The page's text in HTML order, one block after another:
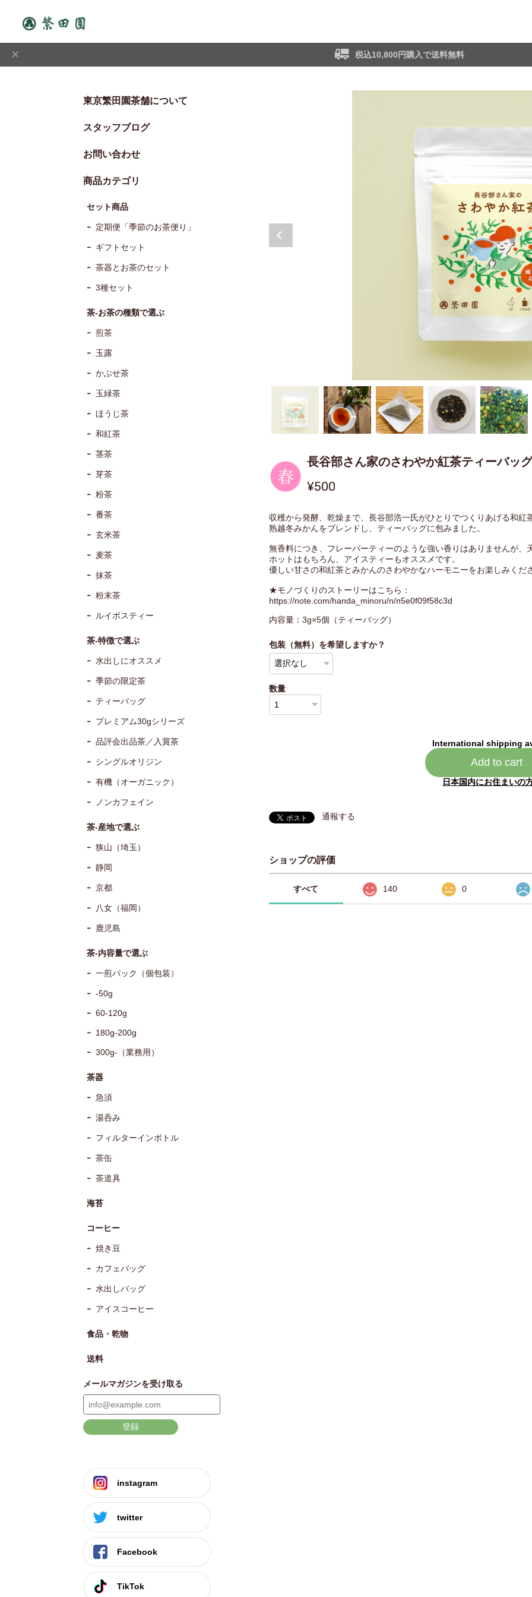
税込10,800円購入で送料無料
東京繁田園茶舗について
スタッフブログ
お問い合わせ
商品カテゴリ
セット商品
定期便「季節のお茶便り」
ギフトセット
茶器とお茶のセット
3種セット
茶-お茶の種類で選ぶ
煎茶
玉露
かぶせ茶
玉緑茶
ほうじ茶
和紅茶
茎茶
芽茶
粉茶
番茶
玄米茶
麦茶
抹茶
粉末茶
ルイボスティー
茶-特徴で選ぶ
水出しにオススメ
季節の限定茶
ティーバッグ
プレミアム30gシリーズ
品評会出品茶／入賞茶
シングルオリジン
有機（オーガニック）
ノンカフェイン
茶-産地で選ぶ
狭山（埼玉）
静岡
京都
八女（福岡）
鹿児島
茶-内容量で選ぶ
一煎パック（個包装）
-50g
60-120g
180g-200g
300g-（業務用）
茶器
急須
湯呑み
フィルターインボトル
茶缶
茶道具
海苔
コーヒー
焼き豆
カフェバッグ
水出しバッグ
アイスコーヒー
食品・乾物
送料
メールマガジンを受け取る
登録
instagram
twitter
Facebook
TikTok
長谷部さん家のさわやか紅茶ティーバッ
¥500
収穫から発酵、乾燥まで、長谷部浩一氏がひとりでつくりあげる和
熟越冬みかんをブレンドし、ティーバッグに包みました。
無香料につき、フレーバーティーのような強い香りはありませんが
ホットはもちろん、アイスティーもオススメです。
優しい甘さの和紅茶とみかんのさわやかなハーモニーをお楽しみくだ
★モノづくりのストーリーはこちら：
https://note.com/handa_minoru/n/n5e0f09f58c3d
内容量：3g×5個（ティーバッグ）
包装（無料）を希望しますか？
数量
International shipping
Add to cart
日本国内にお住まいの
通報する
ショップの評価
すべて 140 0